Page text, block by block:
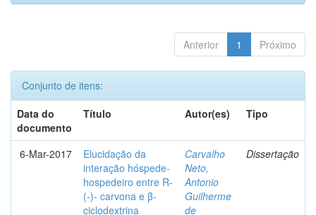
Anterior 1 Próximo
Conjunto de itens:
Data do
documento
Título Autor(es) Tipo
6-Mar-2017
Elucidação da
interação hóspede-
hospedeiro entre R-
(-)- carvona e β-
ciclodextrina
Carvalho
Neto,
Antonio
Guilherme
de
Dissertação